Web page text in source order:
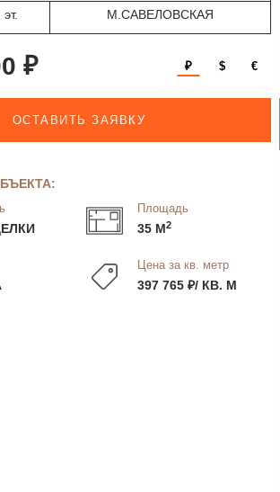
эт. М.САВЕЛОВСКАЯ
₽ ₽ $ €
ОСТАВИТЬ ЗАЯВКУ
Площадь
35 М2
Цена за кв. метр
397 765 ₽/ КВ. М